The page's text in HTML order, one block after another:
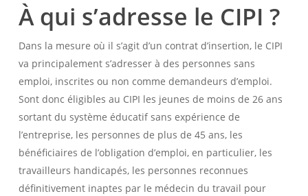
À qui s’adresse le CIPI ?
Dans la mesure où il s’agit d’un contrat d’insertion, le CIPI
va principalement s’adresser à des personnes sans
emploi, inscrites ou non comme demandeurs d’emploi.
Sont donc éligibles au CIPI les jeunes de moins de 26 ans
sortant du système éducatif sans expérience de
l’entreprise, les personnes de plus de 45 ans, les
bénéficiaires de l’obligation d’emploi, en particulier, les
travailleurs handicapés, les personnes reconnues
définitivement inaptes par le médecin du travail pour